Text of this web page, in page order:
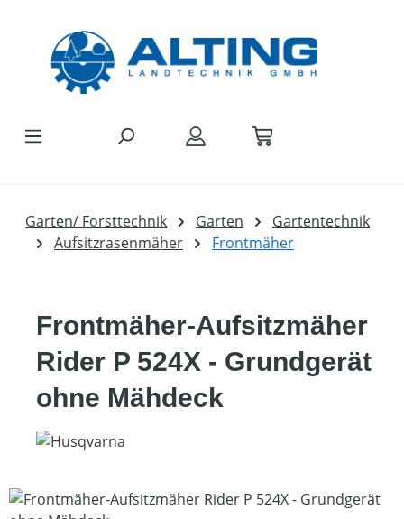
Garten/ Forsttechnik Garten
Gartentechnik
Aufsitzrasenmäher
Frontmäher
Frontmäher-Aufsitzmäher
Rider P 524X - Grundgerät
ohne Mähdeck
Bildergalerie überspringen